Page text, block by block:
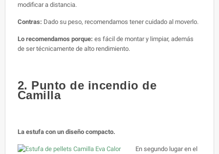
modificar a distancia.
Contras: Dado su peso, recomendamos tener cuidado al moverlo.
Lo recomendamos porque: es fácil de montar y limpiar, además
de ser técnicamente de alto rendimiento.
2. Punto de incendio de
Camilla
La estufa con un diseño compacto.
En segundo lugar en el